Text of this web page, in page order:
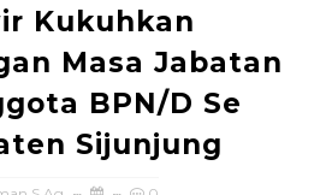
Kukuhkan
Masa Jabatan
BPN/D Se
Sijunjung